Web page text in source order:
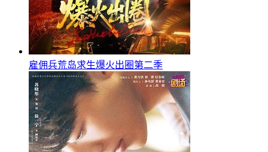
雇佣兵荒岛求生爆火出圈第二季